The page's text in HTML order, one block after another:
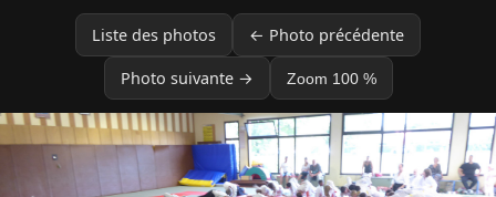
Liste des photos ← Photo précédente
Photo suivante → Zoom 100 %